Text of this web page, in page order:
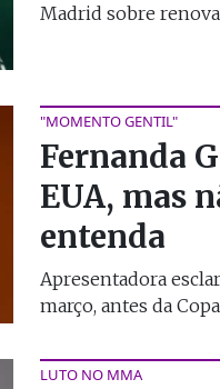
Madrid sobre
"MOMENTO GENTIL"
Fernanda
EUA, mas
entenda
Apresentadora
março, antes da
LUTO NO MMA